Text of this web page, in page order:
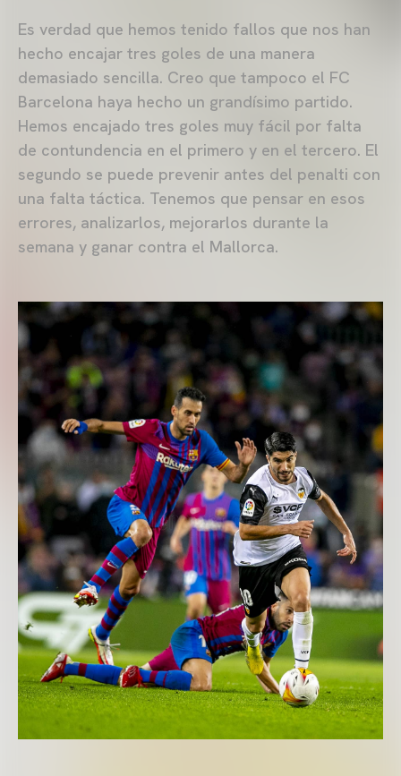
Es verdad que hemos tenido fallos que nos han
hecho encajar tres goles de una manera
demasiado sencilla. Creo que tampoco el FC
Barcelona haya hecho un grandísimo partido.
Hemos encajado tres goles muy fácil por falta
de contundencia en el primero y en el tercero. El
segundo se puede prevenir antes del penalti con
una falta táctica. Tenemos que pensar en esos
errores, analizarlos, mejorarlos durante la
semana y ganar contra el Mallorca.